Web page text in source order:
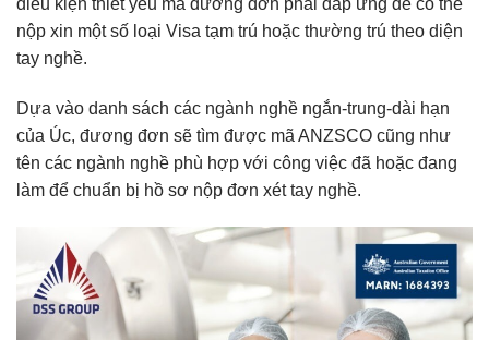
điều kiện thiết yếu mà đương đơn phải đáp ứng để có thể
nộp xin một số loại Visa tạm trú hoặc thường trú theo diện
tay nghề.
Dựa vào danh sách các ngành nghề ngắn-trung-dài hạn
của Úc, đương đơn sẽ tìm được mã ANZSCO cũng như
tên các ngành nghề phù hợp với công việc đã hoặc đang
làm để chuẩn bị hồ sơ nộp đơn xét tay nghề.